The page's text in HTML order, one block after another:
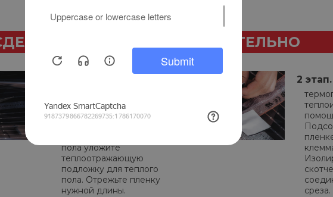
МОНТАЖ САМОСТОЯТЕЛЬНО
определите место
установки
пола уложите
теплоотражающую
подложку для теплого
пола. Отрежьте пленку
нужной длины.
2 этап.
среза.